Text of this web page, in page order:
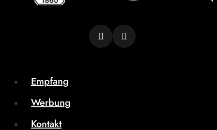
Empfang
Werbung
Kontakt